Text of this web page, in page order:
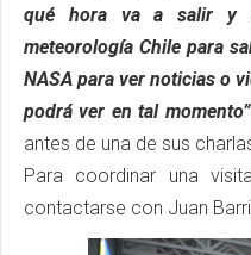
qué hora va a salir y
meteorología Chile para
NASA para ver noticias o
podrá ver en tal momento”
antes de una de sus
Para coordinar una
contactarse con Juan